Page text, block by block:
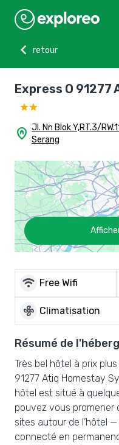
chevron_left
retour
Express O 91277
home_pin Jl. Nn Blok Y,RT.3/
Serang
wifi Free Wifi
mode_fan Climatisation
Résumé de
Très bel hôtel à prix
91277 Atiq Homestay
hôtel est situé à
pouvez vous promener
sites autour de l’hôtel —
connecté en